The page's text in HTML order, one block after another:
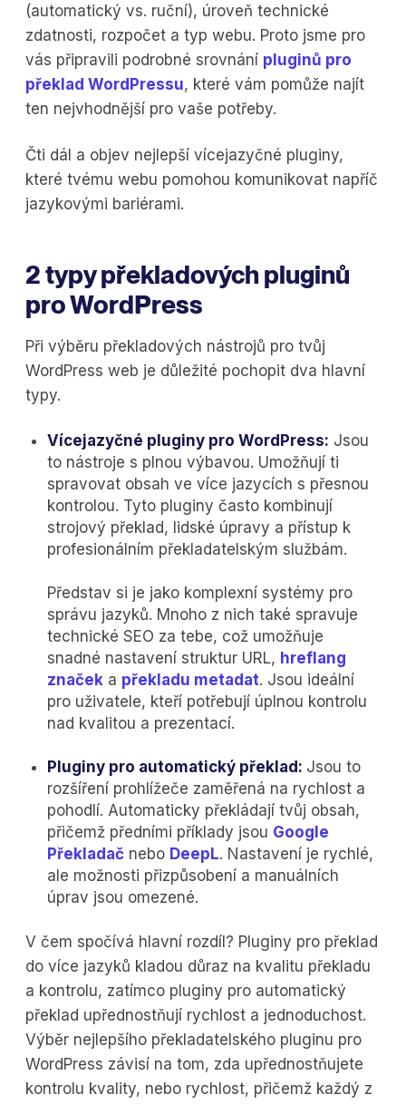
(automatický vs. ruční), úroveň technické
zdatnosti, rozpočet a typ webu. Proto jsme pro
vás připravili podrobné srovnání pluginů pro
překlad WordPressu, které vám pomůže najít
ten nejvhodnější pro vaše potřeby.
Čti dál a objev nejlepší vícejazyčné pluginy,
které tvému webu pomohou komunikovat napříč
jazykovými bariérami.
2 typy překladových pluginů
pro WordPress
Při výběru překladových nástrojů pro tvůj
WordPress web je důležité pochopit dva hlavní
typy.
Vícejazyčné pluginy pro WordPress: Jsou
to nástroje s plnou výbavou. Umožňují ti
spravovat obsah ve více jazycích s přesnou
kontrolou. Tyto pluginy často kombinují
strojový překlad, lidské úpravy a přístup k
profesionálním překladatelským službám.
Představ si je jako komplexní systémy pro
správu jazyků. Mnoho z nich také spravuje
technické SEO za tebe, což umožňuje
snadné nastavení struktur URL, hreflang
značek a překladu metadat. Jsou ideální
pro uživatele, kteří potřebují úplnou kontrolu
nad kvalitou a prezentací.
Pluginy pro automatický překlad: Jsou to
rozšíření prohlížeče zaměřená na rychlost a
pohodlí. Automaticky překládají tvůj obsah,
přičemž předními příklady jsou Google
Překladač nebo DeepL. Nastavení je rychlé,
ale možnosti přizpůsobení a manuálních
úprav jsou omezené.
V čem spočívá hlavní rozdíl? Pluginy pro překlad
do více jazyků kladou důraz na kvalitu překladu
a kontrolu, zatímco pluginy pro automatický
překlad upřednostňují rychlost a jednoduchost.
Výběr nejlepšího překladatelského pluginu pro
WordPress závisí na tom, zda upřednostňujete
kontrolu kvality, nebo rychlost, přičemž každý z